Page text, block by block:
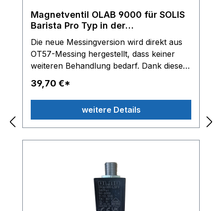
Magnetventil OLAB 9000 für SOLIS
Barista Pro Typ in der
Die neue Messingversion wird direkt aus
OT57-Messing hergestellt, dass keiner
weiteren Behandlung bedarf. Dank dieser
Materialanpassung ist das Produkt noch
sicherer, natürlicher und nachhaltiger in
der Anwendung. OLAB 3/2 Wege
Magnetventil Serie 6000/9000 230/240V -
Leistung 9-12,5VA - ED 100% Classe H
114 SOLIS Typ 117 SOLIS BES860 SOLIS
39,70 €*
weitere Details